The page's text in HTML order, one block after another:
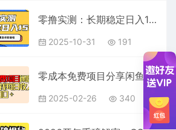
零撸实测：长期稳定日入150+，多劳多得收益不封顶，苹果安卓都能做！
2025-10-31 191
零成本免费项目分享闲鱼信息差赚钱每日收入300＋
2025-02-26 340